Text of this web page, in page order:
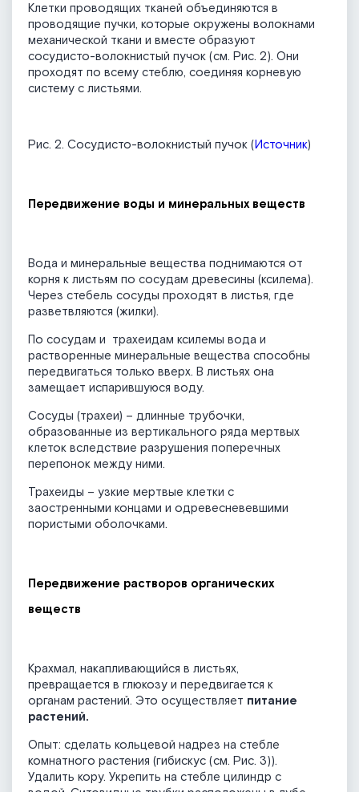
Клетки проводящих тканей объединяются в
проводящие пучки, которые окружены волокнами
механической ткани и вместе образуют
сосудисто-волокнистый пучок (см. Рис. 2). Они
проходят по всему стеблю, соединяя корневую
систему с листьями.
Рис. 2. Сосудисто-волокнистый пучок (Источник)
Передвижение воды и минеральных веществ
Вода и минеральные вещества поднимаются от
корня к листьям по сосудам древесины (ксилема).
Через стебель сосуды проходят в листья, где
разветвляются (жилки).
По сосудам и трахеидам ксилемы вода и
растворенные минеральные вещества способны
передвигаться только вверх. В листьях она
замещает испарившуюся воду.
Сосуды (трахеи) – длинные трубочки,
образованные из вертикального ряда мертвых
клеток вследствие разрушения поперечных
перепонок между ними.
Трахеиды – узкие мертвые клетки с
заостренными концами и одревесневевшими
пористыми оболочками.
Передвижение растворов органических
веществ
Крахмал, накапливающийся в листьях,
превращается в глюкозу и передвигается к
органам растений. Это осуществляет питание
растений.
Опыт: сделать кольцевой надрез на стебле
комнатного растения (гибискус (см. Рис. 3)).
Удалить кору. Укрепить на стебле цилиндр с